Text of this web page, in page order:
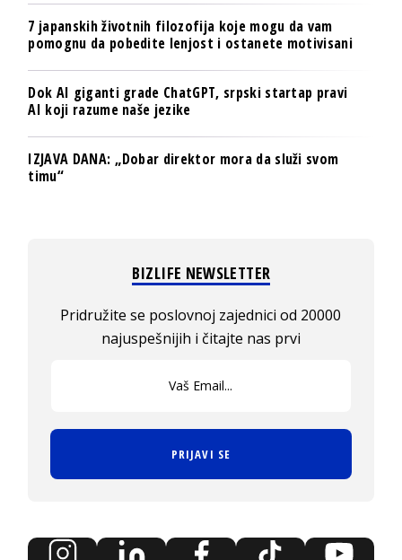
7 japanskih životnih filozofija koje mogu da vam
pomognu da pobedite lenjost i ostanete motivisani
Dok AI giganti grade ChatGPT, srpski startap pravi
AI koji razume naše jezike
IZJAVA DANA: „Dobar direktor mora da služi svom
timu“
BIZLIFE NEWSLETTER
Pridružite se poslovnoj zajednici od 20000
najuspešnijih i čitajte nas prvi
PRIJAVI SE